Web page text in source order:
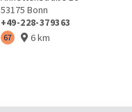
53175 Bonn
+49-228-379363
67  6 km